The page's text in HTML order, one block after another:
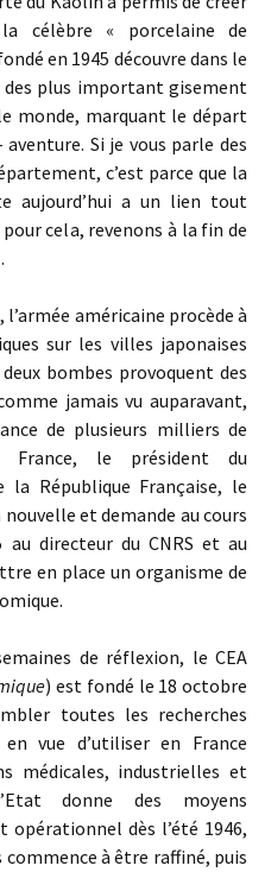
célèbre « porcelaine de
en 1945 découvre dans le
des plus important gisement
monde, marquant le départ
Si je vous parle des
c’est parce que la
aujourd’hui a un lien tout
cela, revenons à la fin de
américaine procède à
sur les villes japonaises
bombes provoquent des
jamais vu auparavant,
de plusieurs milliers de
France, le président du
la République Française, le
et demande au cours
directeur du CNRS et au
en place un organisme de
de réflexion, le CEA
) est fondé le 18 octobre
toutes les recherches
vue d’utiliser en France
médicales, industrielles et
donne des moyens
opérationnel dès l’été 1946,
commence à être raffiné, puis